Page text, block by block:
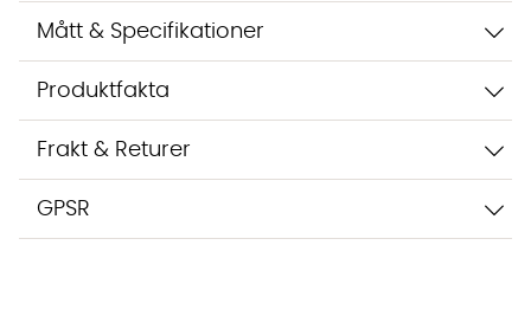
Mått & Specifikationer
Produktfakta
Frakt & Returer
GPSR